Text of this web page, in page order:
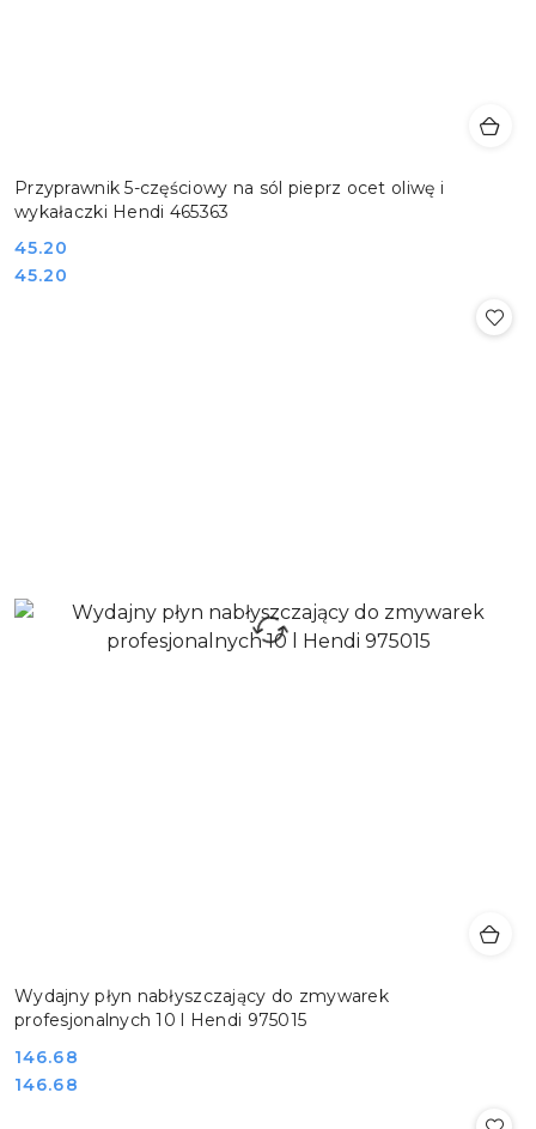
Przyprawnik 5-częściowy na sól pieprz ocet oliwę i
wykałaczki Hendi 465363
Cena:
45.20
Cena:
45.20
Wydajny płyn nabłyszczający do zmywarek
profesjonalnych 10 l Hendi 975015
Cena:
146.68
Cena:
146.68